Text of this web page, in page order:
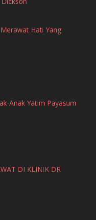
(2)
Hati Yang
Stadium Merdeka
Anak Yatim Payasum
DI KLINIK DR